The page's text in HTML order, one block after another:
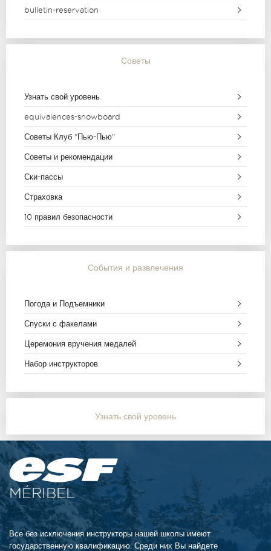
bulletin-reservation
Советы
Узнать свой уровень
equivalences-snowboard
Советы Клуб "Пью-Пью"
Советы и рекомендации
Ски-пассы
Страховка
10 правил безопасности
События и развлечения
Погода и Подъемники
Спуски с факелами
Церемония вручения медалей
Набор инструкторов
Узнать свой уровень
MÉRIBEL
Все без исключения инструкторы нашей школы имеют
государственную квалификацию. Среди них Вы найдете